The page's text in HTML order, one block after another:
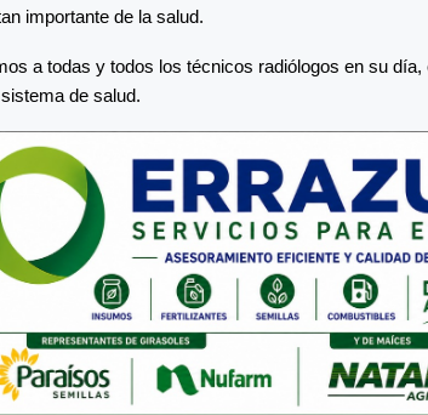
importante de la salud.
a todas y todos los técnicos radiólogos en su
de salud.